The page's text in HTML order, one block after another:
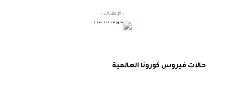
- الإعلانات -
حالات فيروس كورونا العالمية